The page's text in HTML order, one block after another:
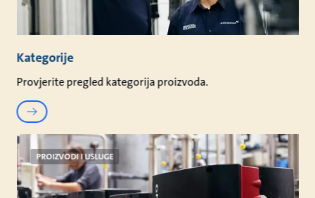
Kategorije
Provjerite pregled kategorija proizvoda.
PROIZVODI I USLUGE